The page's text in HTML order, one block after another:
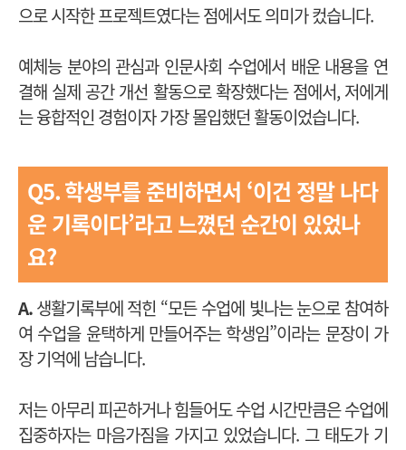
으로 시작한 프로젝트였다는 점에서도 의미가 컸습니다.
예체능 분야의 관심과 인문사회 수업에서 배운 내용을 연
결해 실제 공간 개선 활동으로 확장했다는 점에서, 저에게
는 융합적인 경험이자 가장 몰입했던 활동이었습니다.
Q5. 학생부를 준비하면서 ‘이건 정말 나다
운 기록이다’라고 느꼈던 순간이 있었나
요?
A. 생활기록부에 적힌 “모든 수업에 빛나는 눈으로 참여하
여 수업을 윤택하게 만들어주는 학생임”이라는 문장이 가
장 기억에 남습니다.
저는 아무리 피곤하거나 힘들어도 수업 시간만큼은 수업에
집중하자는 마음가짐을 가지고 있었습니다. 그 태도가 기